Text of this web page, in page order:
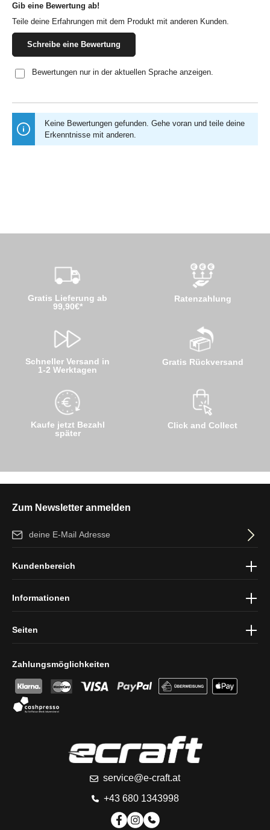
Durchschnittliche Bewertung von 0 von 5 Sternen
Gib eine Bewertung ab!
Teile deine Erfahrungen mit dem Produkt mit anderen Kunden.
Schreibe eine Bewertung
Bewertungen nur in der aktuellen Sprache anzeigen.
Keine Bewertungen gefunden. Gehe voran und teile deine
Erkenntnisse mit anderen.
Gratis Lieferung ab
99,90€*
Schneller Versand in
1-2 Werktagen
Kaufe jetzt Bezahl
später
Ratenzahlung
Gratis Rückversand
Click and Collect
Zum Newsletter anmelden
E-Mail-Adresse*
und dieAGBgelesen und bin mit ihnen einverstanden.
Zahlungsmöglichkeiten
service@e-craft.at
+43 680 1343998
Kundenbereich
Informationen
Seiten